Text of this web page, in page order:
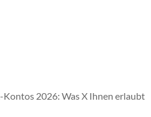
Kontos 2026: Was X Ihnen erlaubt